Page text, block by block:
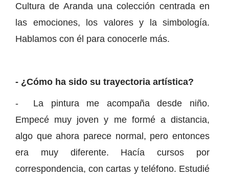
Cultura de Aranda una colección centrada en
las emociones, los valores y la simbología.
Hablamos con él para conocerle más.
- ¿Cómo ha sido su trayectoria artística?
- La pintura me acompaña desde niño.
Empecé muy joven y me formé a distancia,
algo que ahora parece normal, pero entonces
era muy diferente. Hacía cursos por
correspondencia, con cartas y teléfono. Estudié